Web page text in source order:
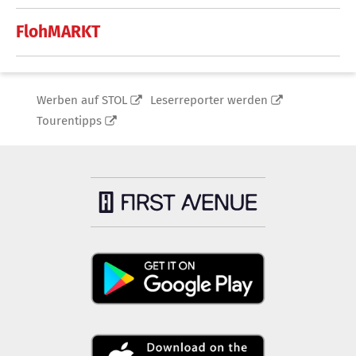
FlohMARKT
Werben auf STOL
Leserreporter werden
Tourentipps